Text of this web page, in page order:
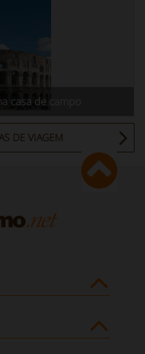
casa de campo
DE VIAGEM